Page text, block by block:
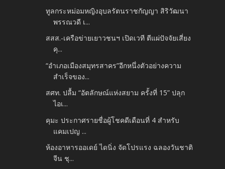
ทูลกระหม่อมหญิงอุบลรัตนราชกัญญา สิริวัฒนา
พรรณวดี เ...
สสส.-เครือข่ายเยาวชนฯ เปิดเวที ตีแผ่ปัจจัยเสี่ยง
คุ...
“อำเภอเมืองสมุทรสาคร”อีกหนึ่งตัวอย่างความ
สำเร็จของ...
สศท. ปลื้ม “อัตลักษณ์แห่งสยาม ครั้งที่ 15” ปลุก
ไอเ...
คุมะ ประกาศรายชื่อผู้โชคดีเดือนที่ 4 สำหรับ
แคมเปญ ...
ห้องอาหารออเดย์ ไดนิ่ง จัดโปรแรง ฉลองวันชาติ
จีน ชุ...